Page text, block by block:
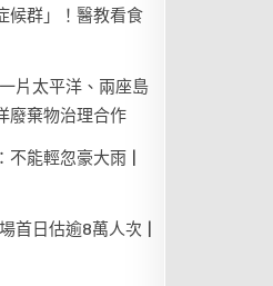
候群」！醫教看食
片太平洋、兩座島
棄物治理合作
能輕忽豪大雨 |
首日估逾8萬人次 |